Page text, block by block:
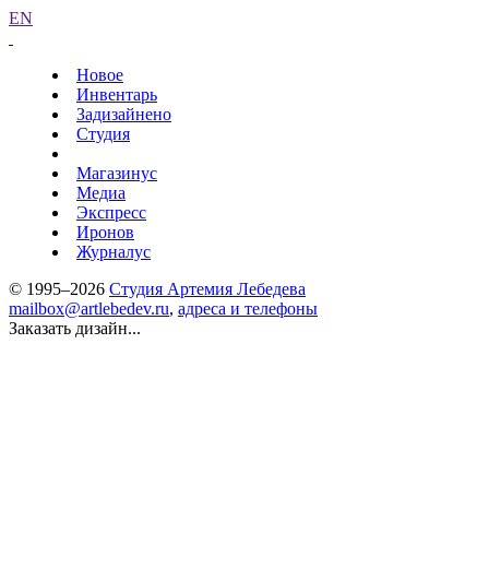
EN
Новое
Инвентарь
Задизайнено
Студия
Магазинус
Медиа
Экспресс
Иронов
Журналус
© 1995–2026 Студия Артемия Лебедева
mailbox@artlebedev.ru, адреса и телефоны
Заказать дизайн...